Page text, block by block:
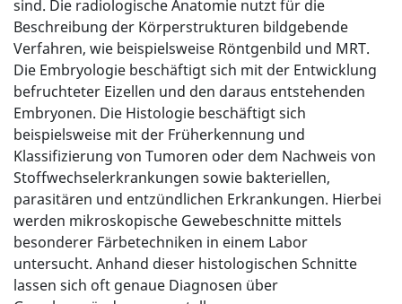
sind. Die radiologische Anatomie nutzt für die
Beschreibung der Körperstrukturen bildgebende
Verfahren, wie beispielsweise Röntgenbild und MRT.
Die Embryologie beschäftigt sich mit der Entwicklung
befruchteter Eizellen und den daraus entstehenden
Embryonen. Die Histologie beschäftigt sich
beispielsweise mit der Früherkennung und
Klassifizierung von Tumoren oder dem Nachweis von
Stoffwechselerkrankungen sowie bakteriellen,
parasitären und entzündlichen Erkrankungen. Hierbei
werden mikroskopische Gewebeschnitte mittels
besonderer Färbetechniken in einem Labor
untersucht. Anhand dieser histologischen Schnitte
lassen sich oft genaue Diagnosen über